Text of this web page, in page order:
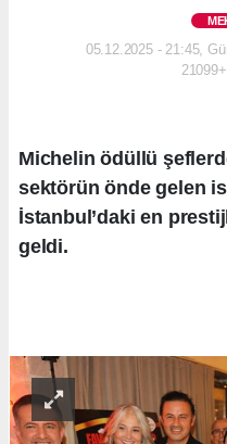
05.12.2025 - 21:45,
Michelin ödüllü
sektörün önde gelen
İstanbul’daki en
geldi.